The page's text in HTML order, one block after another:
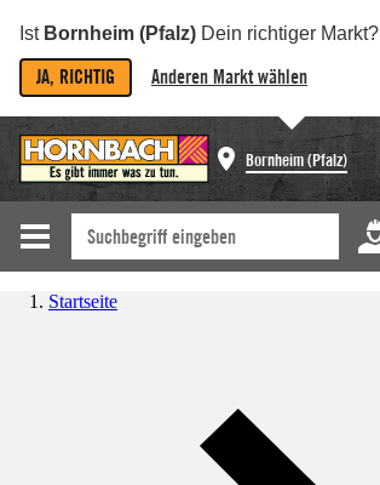
Ist Bornheim (Pfalz) Dein richtiger Markt?
JA, RICHTIG Anderen Markt wählen
Bornheim (Pfalz)
Startseite